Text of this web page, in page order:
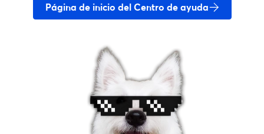
Página de inicio del Centro de ayuda